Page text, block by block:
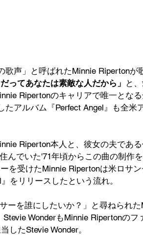
声」と呼ばれたMinnie Ripertonが
ってあなたは素敵な人だから」 と
Ripertonのキャリアで唯一となる
たアルバム『Perfect Angel』も全米
Riperton本人と、彼女の夫であ
んでいた'71年頃からこの曲の制作を
を受けたMinnie Ripertonは米ロサ
をリリースしたという流れ。
ーを誰にしたいか？」と尋ねられ
WonderもMinnie Ripertonのフ
したStevie Wonder。